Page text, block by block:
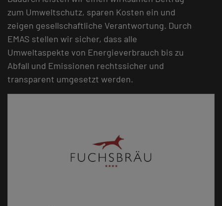
zum Umweltschutz, sparen Kosten ein und
zeigen gesellschaftliche Verantwortung. Durch
EMAS stellen wir sicher, dass alle
Umweltaspekte von Energieverbrauch bis zu
Abfall und Emissionen rechtssicher und
transparent umgesetzt werden.